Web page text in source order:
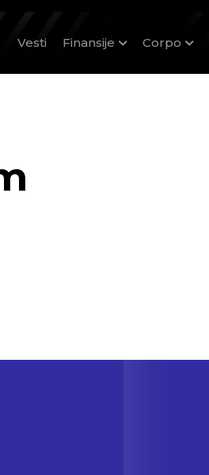
Vesti Finansije Corpo